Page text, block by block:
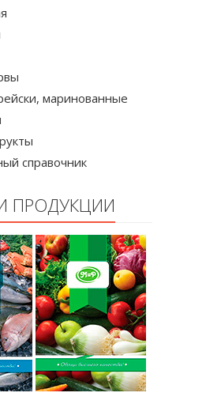
маринованные
справочник
ПРОДУКЦИИ